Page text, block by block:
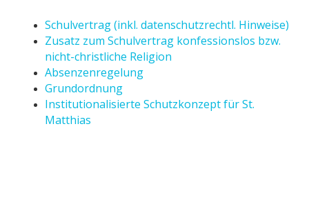
Schulvertrag (inkl. datenschutzrechtl. Hinweise)
Zusatz zum Schulvertrag konfessionslos bzw.
nicht-christliche Religion
Absenzenregelung
Grundordnung
Institutionalisierte Schutzkonzept für St.
Matthias